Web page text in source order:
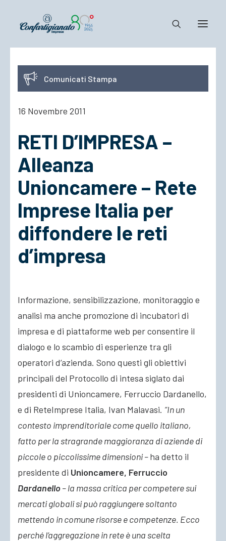
Notizie e Documenti
Confartigianato
Cosa Facciamo
ACCEDI
Comunicati Stampa
16 Novembre 2011
RETI D’IMPRESA –
Alleanza
Unioncamere – Rete
Imprese Italia per
diffondere le reti
d’impresa
Informazione, sensibilizzazione, monitoraggio e
analisi ma anche promozione di incubatori di
impresa e di piattaforme web per consentire il
dialogo e lo scambio di esperienze tra gli
operatori d’azienda. Sono questi gli obiettivi
principali del Protocollo di intesa siglato dai
presidenti di Unioncamere, Ferruccio Dardanello,
e di ReteImprese Italia, Ivan Malavasi. “In un
contesto imprenditoriale come quello italiano,
fatto per la stragrande maggioranza di aziende di
piccole o piccolissime dimensioni –ha detto il
presidente di Unioncamere, Ferruccio
Dardanello– la massa critica per competere sui
mercati globali si può raggiungere soltanto
mettendo in comune risorse e competenze. Ecco
perché l’aggregazione in rete è una scelta